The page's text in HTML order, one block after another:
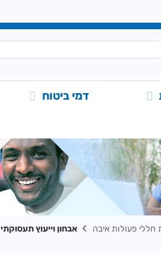
דמי ביטוח
פעולות איבה אבחון וייעוץ תעסוקתי